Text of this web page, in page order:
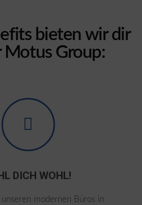
bieten wir dir
Motus Group:
DICH WOHL!
modernen Büros in